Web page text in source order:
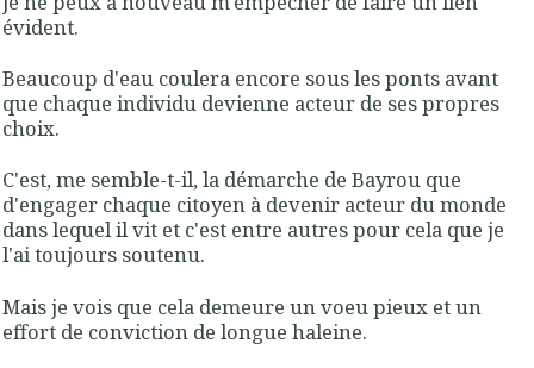
évident.
Beaucoup d'eau coulera encore sous les ponts avant
que chaque individu devienne acteur de ses propres
choix.
C'est, me semble-t-il, la démarche de Bayrou que
d'engager chaque citoyen à devenir acteur du monde
dans lequel il vit et c'est entre autres pour cela que je
l'ai toujours soutenu.
Mais je vois que cela demeure un voeu pieux et un
effort de conviction de longue haleine.